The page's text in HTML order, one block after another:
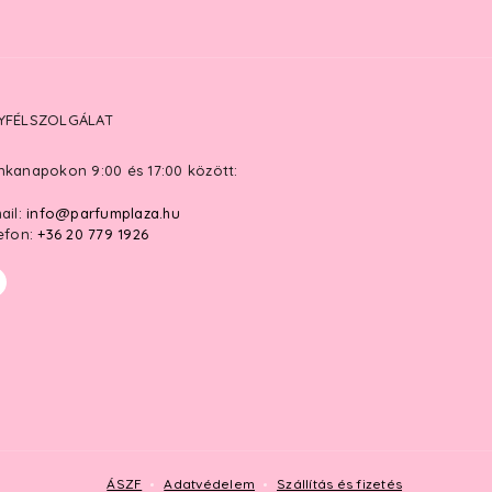
9:00 és 17:00 között:
info@parfumplaza.hu
+36 20 779 1926
ÁSZF Adatvédelem Szállítás és fizetés